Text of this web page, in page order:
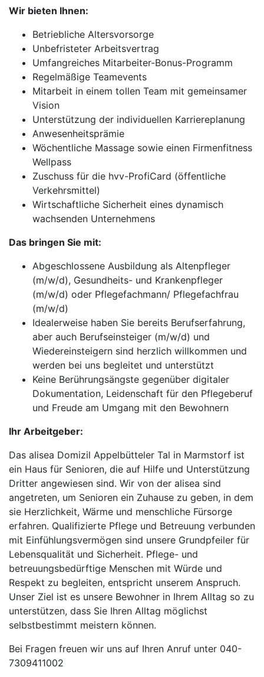
Wir bieten Ihnen:
Betriebliche Altersvorsorge
Unbefristeter Arbeitsvertrag
Umfangreiches Mitarbeiter-Bonus-Programm
Regelmäßige Teamevents
Mitarbeit in einem tollen Team mit gemeinsamer
Vision
Unterstützung der individuellen Karriereplanung
Anwesenheitsprämie
Wöchentliche Massage sowie einen Firmenfitness
Wellpass
Zuschuss für die hvv-ProfiCard (öffentliche
Verkehrsmittel)
Wirtschaftliche Sicherheit eines dynamisch
wachsenden Unternehmens
Das bringen Sie mit:
Abgeschlossene Ausbildung als Altenpfleger
(m/w/d), Gesundheits- und Krankenpfleger
(m/w/d) oder Pflegefachmann/ Pflegefachfrau
(m/w/d)
Idealerweise haben Sie bereits Berufserfahrung,
aber auch Berufseinsteiger (m/w/d) und
Wiedereinsteigern sind herzlich willkommen und
werden bei uns begleitet und unterstützt
Keine Berührungsängste gegenüber digitaler
Dokumentation, Leidenschaft für den Pflegeberuf
und Freude am Umgang mit den Bewohnern
Ihr Arbeitgeber:
Das alisea Domizil Appelbütteler Tal in Marmstorf ist
ein Haus für Senioren, die auf Hilfe und Unterstützung
Dritter angewiesen sind. Wir von der alisea sind
angetreten, um Senioren ein Zuhause zu geben, in dem
sie Herzlichkeit, Wärme und menschliche Fürsorge
erfahren. Qualifizierte Pflege und Betreuung verbunden
mit Einfühlungsvermögen sind unsere Grundpfeiler für
Lebensqualität und Sicherheit. Pflege- und
betreuungsbedürftige Menschen mit Würde und
Respekt zu begleiten, entspricht unserem Anspruch.
Unser Ziel ist es unsere Bewohner in Ihrem Alltag so zu
unterstützen, dass Sie Ihren Alltag möglichst
selbstbestimmt meistern können.
Bei Fragen freuen wir uns auf Ihren Anruf unter 040-
7309411002